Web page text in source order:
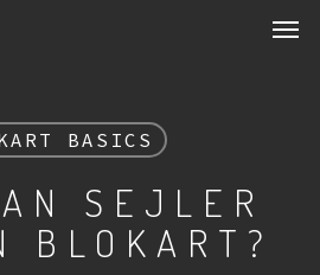
BASICS
SEJLER
BLOKART?